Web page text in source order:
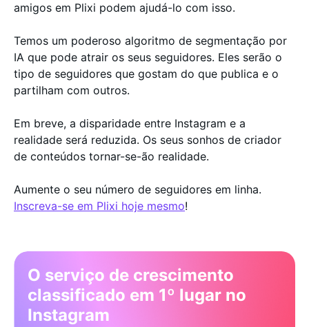
amigos em Plixi podem ajudá-lo com isso.
Temos um poderoso algoritmo de segmentação por
IA que pode atrair os seus seguidores. Eles serão o
tipo de seguidores que gostam do que publica e o
partilham com outros.
Em breve, a disparidade entre Instagram e a
realidade será reduzida. Os seus sonhos de criador
de conteúdos tornar-se-ão realidade.
Aumente o seu número de seguidores em linha.
Inscreva-se em Plixi hoje mesmo!
O serviço de crescimento
classificado em 1º lugar no
Instagram